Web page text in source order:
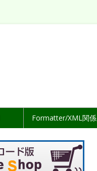
Formatter/XML関係